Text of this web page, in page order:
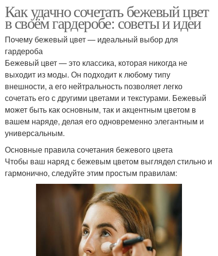
Как удачно сочетать бежевый цвет
в своём гардеробе: советы и идеи
Почему бежевый цвет — идеальный выбор для
гардероба
Бежевый цвет — это классика, которая никогда не
выходит из моды. Он подходит к любому типу
внешности, а его нейтральность позволяет легко
сочетать его с другими цветами и текстурами. Бежевый
может быть как основным, так и акцентным цветом в
вашем наряде, делая его одновременно элегантным и
универсальным.
Основные правила сочетания бежевого цвета
Чтобы ваш наряд с бежевым цветом выглядел стильно и
гармонично, следуйте этим простым правилам: